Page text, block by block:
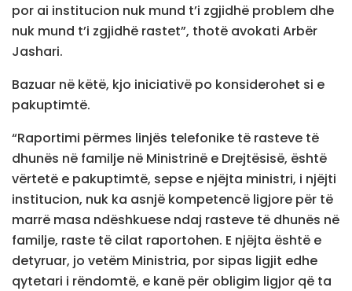
por ai institucion nuk mund t’i zgjidhë problem dhe
nuk mund t’i zgjidhë rastet”, thotë avokati Arbër
Jashari.
Bazuar në këtë, kjo iniciativë po konsiderohet si e
pakuptimtë.
“Raportimi përmes linjës telefonike të rasteve të
dhunës në familje në Ministrinë e Drejtësisë, është
vërtetë e pakuptimtë, sepse e njëjta ministri, i njëjti
institucion, nuk ka asnjë kompetencë ligjore për të
marrë masa ndëshkuese ndaj rasteve të dhunës në
familje, raste të cilat raportohen. E njëjta është e
detyruar, jo vetëm Ministria, por sipas ligjit edhe
qytetari i rëndomtë, e kanë për obligim ligjor që ta